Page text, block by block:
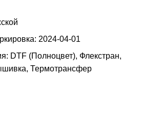
2024-04-01
DTF (Полноцвет), Флекстран,
Термотрансфер